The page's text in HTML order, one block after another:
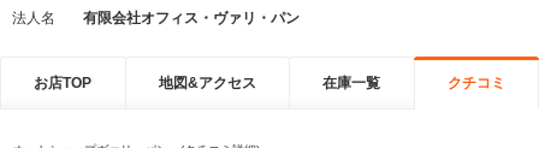
法人名
有限会社オフィス・ヴァリ・パン
お店TOP 地図&アクセス 在庫一覧 クチコミ